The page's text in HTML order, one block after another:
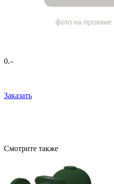
0.–
Заказать
Смотрите также